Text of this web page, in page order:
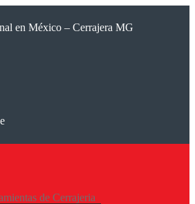
en México – Cerrajera MG
de Cerrajeria